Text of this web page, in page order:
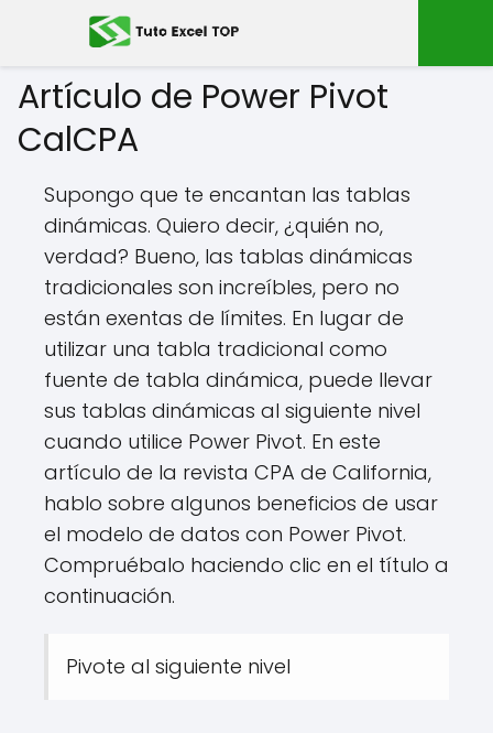
Artículo de Power Pivot
CalCPA
Supongo que te encantan las tablas
dinámicas. Quiero decir, ¿quién no,
verdad? Bueno, las tablas dinámicas
tradicionales son increíbles, pero no
están exentas de límites. En lugar de
utilizar una tabla tradicional como
fuente de tabla dinámica, puede llevar
sus tablas dinámicas al siguiente nivel
cuando utilice Power Pivot. En este
artículo de la revista CPA de California,
hablo sobre algunos beneficios de usar
el modelo de datos con Power Pivot.
Compruébalo haciendo clic en el título a
continuación.
Pivote al siguiente nivel